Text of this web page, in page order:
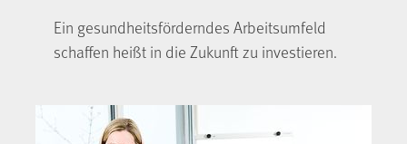
Ein gesundheitsförderndes Arbeits­umfeld
schaffen heißt in die Zukunft zu investieren.